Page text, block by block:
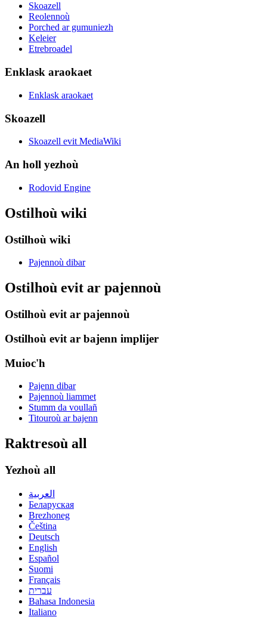
Skoazell
Reolennoù
Porched ar gumuniezh
Keleier
Etrebroadel
Enklask araokaet
Enklask araokaet
Skoazell
Skoazell evit MediaWiki
An holl yezhoù
Rodovid Engine
Ostilhoù wiki
Ostilhoù wiki
Pajennoù dibar
Ostilhoù evit ar pajennoù
Ostilhoù evit ar pajennoù
Ostilhoù evit ar bajenn implijer
Muioc'h
Pajenn dibar
Pajennoù liammet
Stumm da voullañ
Titouroù ar bajenn
Raktresoù all
Yezhoù all
العربية
Беларуская
Brezhoneg
Čeština
Deutsch
English
Español
Suomi
Français
עברית
Bahasa Indonesia
Italiano